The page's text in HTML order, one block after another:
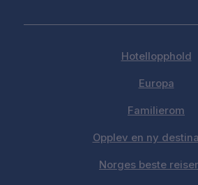
Hotellopphold
Europa
Familierom
Opplev en ny
Norges beste